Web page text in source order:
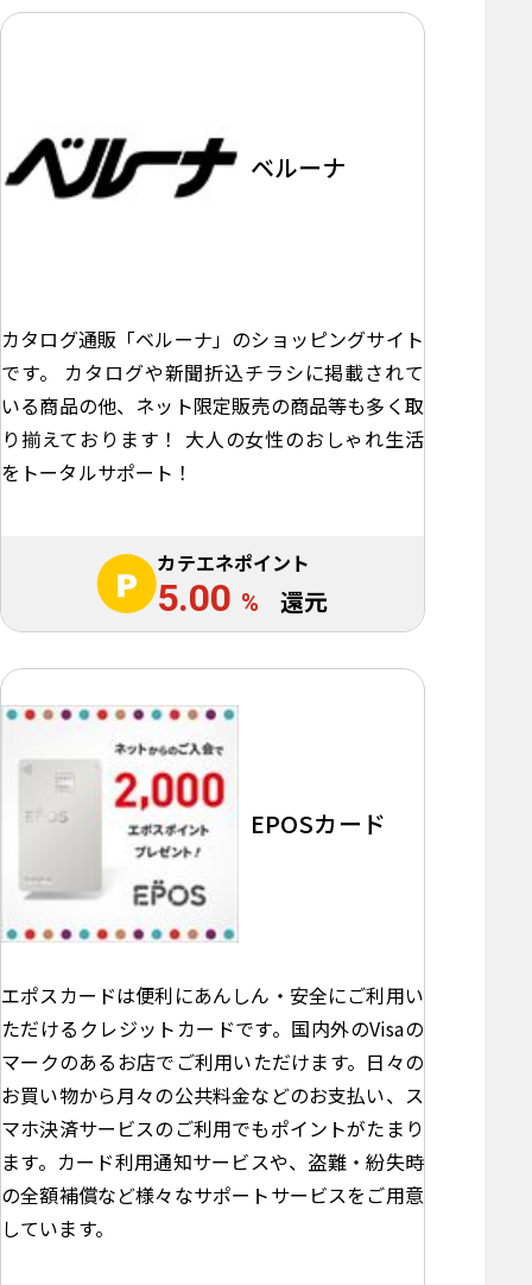
ベルーナ
カタログ通販「ベルーナ」のショッピングサイト
です。 カタログや新聞折込チラシに掲載されて
いる商品の他、ネット限定販売の商品等も多く取
り揃えております！ 大人の女性のおしゃれ生活
をトータルサポート！
カテエネポイント
5.00 % 還元
EPOSカード
エポスカードは便利にあんしん・安全にご利用い
ただけるクレジットカードです。国内外のVisaの
マークのあるお店でご利用いただけます。日々の
お買い物から月々の公共料金などのお支払い、ス
マホ決済サービスのご利用でもポイントがたまり
ます。カード利用通知サービスや、盗難・紛失時
の全額補償など様々なサポートサービスをご用意
しています。